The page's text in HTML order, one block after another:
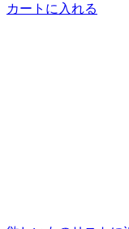
カートに入れる